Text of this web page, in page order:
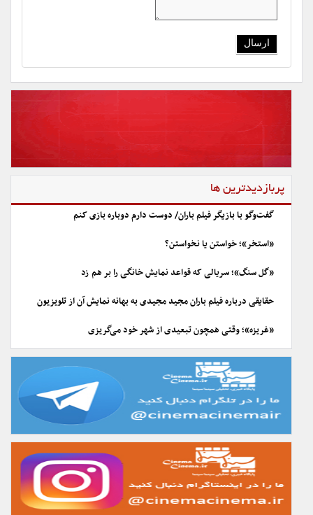
پربازدیدترین ها
گفت‌وگو با بازیگر فیلم باران/ دوست دارم دوباره بازی کنم
«استخر»؛ خواستن یا نخواستن؟
«گل سنگ»؛ سریالی که قواعد نمایش خانگی را بر هم زد
حقایقی درباره فیلم باران مجید مجیدی به بهانه نمایش آن از تلویزیون
«غریزه»؛ وقتی همچون تبعیدی از شهر خود می‌گریزی